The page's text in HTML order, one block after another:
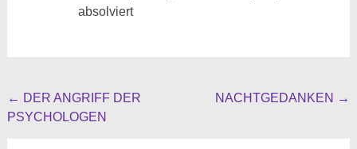
absolviert
Beitragsnavigation
← DER ANGRIFF DER
PSYCHOLOGEN
NACHTGEDANKEN →